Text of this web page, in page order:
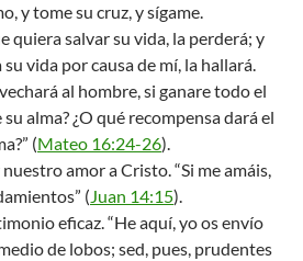
y tome su cruz, y sígame.
quiera salvar su vida, la perderá; y
vida por causa de mí, la hallará.
al hombre, si ganare todo el
alma? ¿O qué recompensa dará el
(Mateo 16:24-26).
amor a Cristo. “Si me amáis,
(Juan 14:15).
eficaz. “He aquí, yo os envío
de lobos; sed, pues, prudentes